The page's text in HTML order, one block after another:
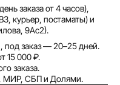
заказа от 4 часов),
курьер, постаматы) и
9Ас2).
под заказ — 20–25 дней.
15 000 ₽.
заказа.
МИР, СБП и Долями.